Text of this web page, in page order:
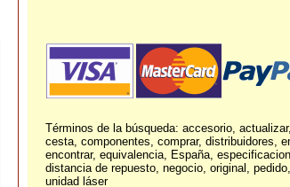
Términos de la búsqueda: accesorio,
cesta, componentes, comprar, distribuidores,
encontrar, equivalencia, España,
distancia de repuesto, negocio, original,
unidad láser